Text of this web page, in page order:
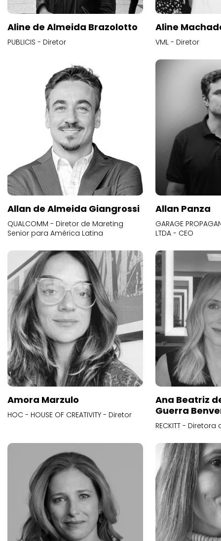
Aline de Almeida Brazolotto
PUBLICIS - Diretor
Aline
VML - Diretor
Allan de Almeida Giangrossi
QUALCOMM - Diretor de Mareting
Senior para América Latina
Allan Panza
GARAGE
LTDA - CEO
Amora Marzulo
HOC - HOUSE OF CREATIVITY - Diretor
Ana Beatriz
Guerra
RECKITT -